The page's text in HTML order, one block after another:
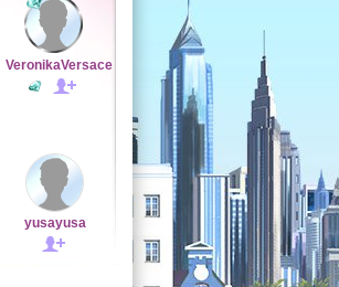
VeronikaVersace
yusayusa